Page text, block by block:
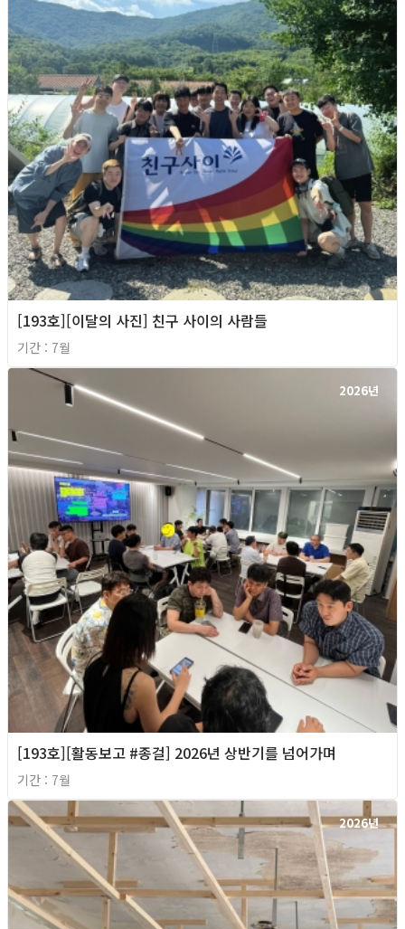
[193호][이달의 사진] 친구 사이의 사람들
기간 : 7월
2026년
[193호][활동보고 #종걸] 2026년 상반기를 넘어가며
기간 : 7월
2026년